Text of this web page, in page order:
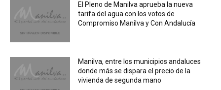
El Pleno de Manilva aprueba la nueva
tarifa del agua con los votos de
Compromiso Manilva y Con Andalucía
Manilva, entre los municipios andaluces
donde más se dispara el precio de la
vivienda de segunda mano